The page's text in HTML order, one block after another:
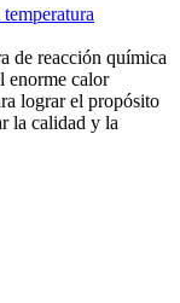
de reacción química
enorme calor
lograr el propósito
la calidad y la